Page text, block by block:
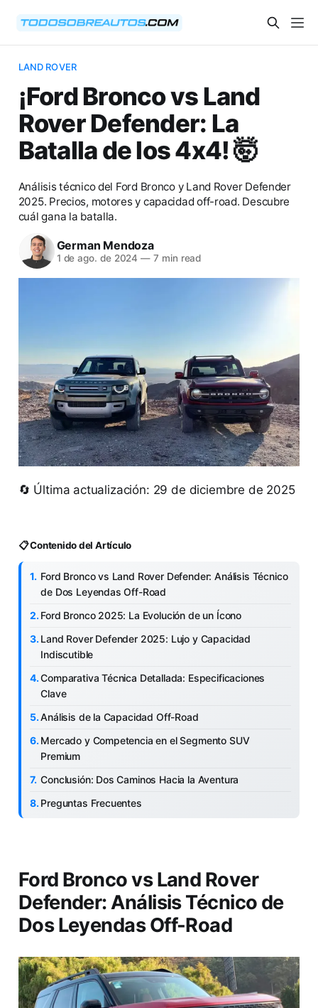
LAND ROVER
¡Ford Bronco vs Land
Rover Defender: La
Batalla de los 4x4! 🤯
Análisis técnico del Ford Bronco y Land Rover Defender
2025. Precios, motores y capacidad off-road. Descubre
cuál gana la batalla.
German Mendoza
1 de ago. de 2024 — 7 min read
🔄 Última actualización: 29 de diciembre de 2025
📋 Contenido del Artículo
Ford Bronco vs Land Rover Defender: Análisis Técnico
de Dos Leyendas Off-Road
Ford Bronco 2025: La Evolución de un Ícono
Land Rover Defender 2025: Lujo y Capacidad
Indiscutible
Comparativa Técnica Detallada: Especificaciones
Clave
Análisis de la Capacidad Off-Road
Mercado y Competencia en el Segmento SUV
Premium
Conclusión: Dos Caminos Hacia la Aventura
Preguntas Frecuentes
Ford Bronco vs Land Rover
Defender: Análisis Técnico de
Dos Leyendas Off-Road